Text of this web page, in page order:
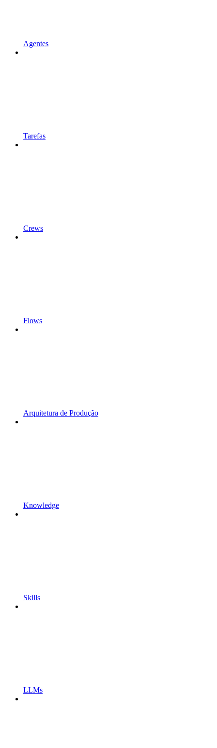
Agentes
Tarefas
Crews
Flows
Arquitetura de Produção
Knowledge
Skills
LLMs